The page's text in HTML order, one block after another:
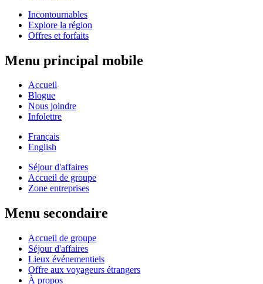
Incontournables
Explore la région
Offres et forfaits
Menu principal mobile
Accueil
Blogue
Nous joindre
Infolettre
Français
English
Séjour d'affaires
Accueil de groupe
Zone entreprises
Menu secondaire
Accueil de groupe
Séjour d'affaires
Lieux événementiels
Offre aux voyageurs étrangers
À propos